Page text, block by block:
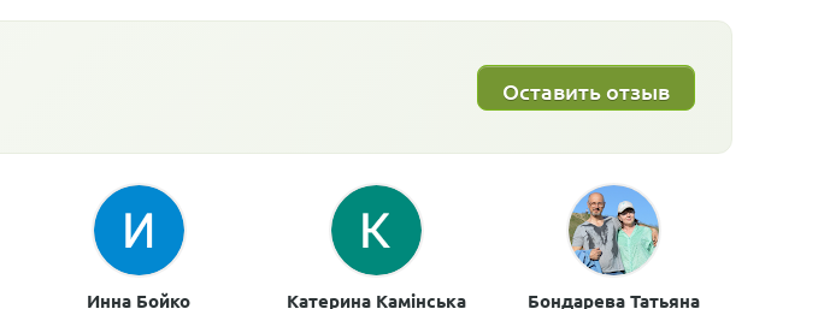
Оставить отзыв
Инна Бойко Катерина Камінська Бондарева Татьяна